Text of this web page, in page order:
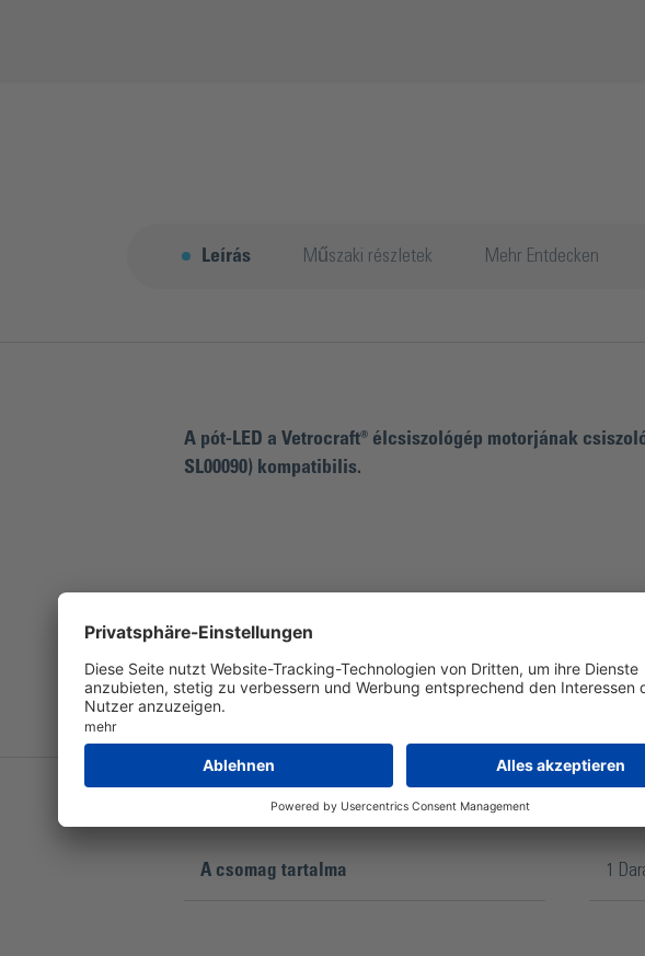
Leírás Műszaki részletek Mehr Entdecken
A pót-LED a Vetrocraft® élcsiszológép motorjának
SL00090) kompatibilis.
A Vetrocraft® élcsiszológéphez illik
A csomag tartalma 1